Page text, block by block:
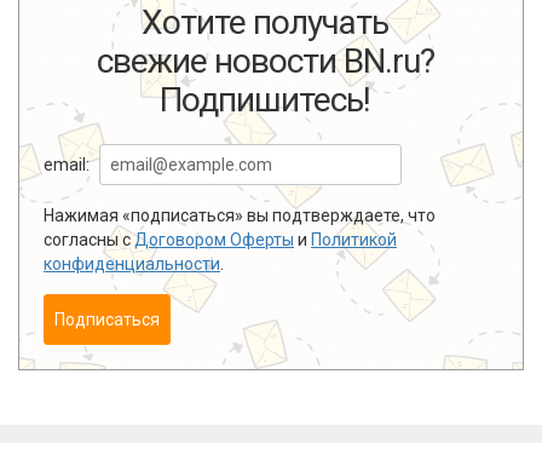
Хотите получать
свежие новости BN.ru?
Подпишитесь!
email:
Нажимая «подписаться» вы подтверждаете, что
согласны сДоговором Оферты и Политикой
конфиденциальности
Подписаться